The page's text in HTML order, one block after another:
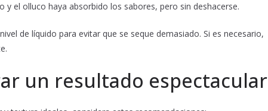
el olluco haya absorbido los sabores, pero sin deshacerse.
de líquido para evitar que se seque demasiado. Si es necesario,
un resultado espectacular